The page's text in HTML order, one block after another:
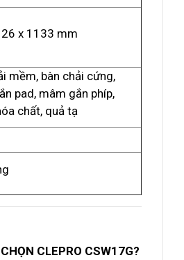
x 1133 mm
mềm, bàn chải cứng,
pad, mâm gắn phíp,
chất, quả tạ
CLEPRO CSW17G?